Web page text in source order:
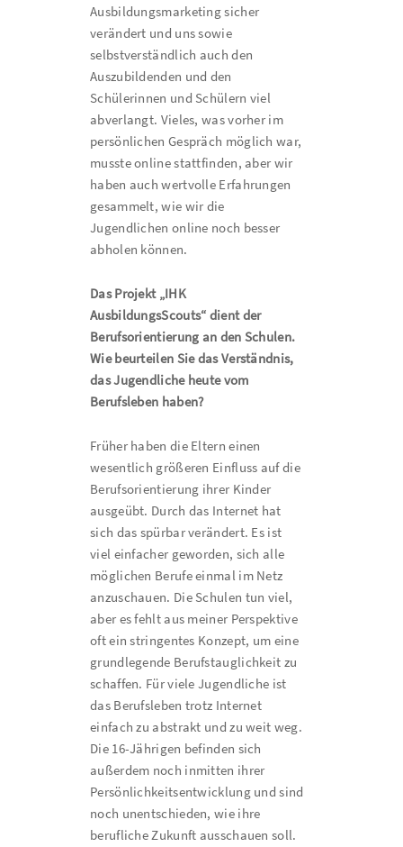
Ausbildungsmarketing sicher
verändert und uns sowie
selbstverständlich auch den
Auszubildenden und den
Schülerinnen und Schülern viel
abverlangt. Vieles, was vorher im
persönlichen Gespräch möglich war,
musste online stattfinden, aber wir
haben auch wertvolle Erfahrungen
gesammelt, wie wir die
Jugendlichen online noch besser
abholen können.
Das Projekt „IHK
AusbildungsScouts“ dient der
Berufsorientierung an den Schulen.
Wie beurteilen Sie das Verständnis,
das Jugendliche heute vom
Berufsleben haben?
Früher haben die Eltern einen
wesentlich größeren Einfluss auf die
Berufsorientierung ihrer Kinder
ausgeübt. Durch das Internet hat
sich das spürbar verändert. Es ist
viel einfacher geworden, sich alle
möglichen Berufe einmal im Netz
anzuschauen. Die Schulen tun viel,
aber es fehlt aus meiner Perspektive
oft ein stringentes Konzept, um eine
grundlegende Berufstauglichkeit zu
schaffen. Für viele Jugendliche ist
das Berufsleben trotz Internet
einfach zu abstrakt und zu weit weg.
Die 16-Jährigen befinden sich
außerdem noch inmitten ihrer
Persönlichkeitsentwicklung und sind
noch unentschieden, wie ihre
berufliche Zukunft ausschauen soll.